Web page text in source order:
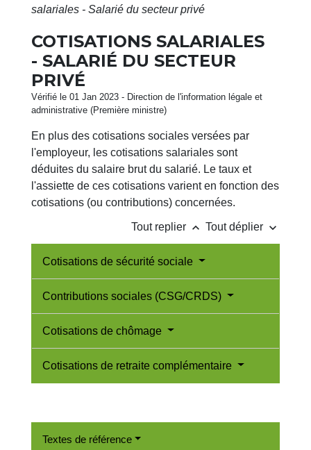
salariales - Salarié du secteur privé
COTISATIONS SALARIALES
- SALARIÉ DU SECTEUR
PRIVÉ
Vérifié le 01 Jan 2023 - Direction de l'information légale et
administrative (Première ministre)
En plus des cotisations sociales versées par
l'employeur, les cotisations salariales sont
déduites du salaire brut du salarié. Le taux et
l'assiette de ces cotisations varient en fonction des
cotisations (ou contributions) concernées.
Tout replier keyboard_arrow_up Tout déplier keyboard_arrow_down
Cotisations de sécurité sociale
Contributions sociales (CSG/CRDS)
Cotisations de chômage
Cotisations de retraite complémentaire
Textes de référence